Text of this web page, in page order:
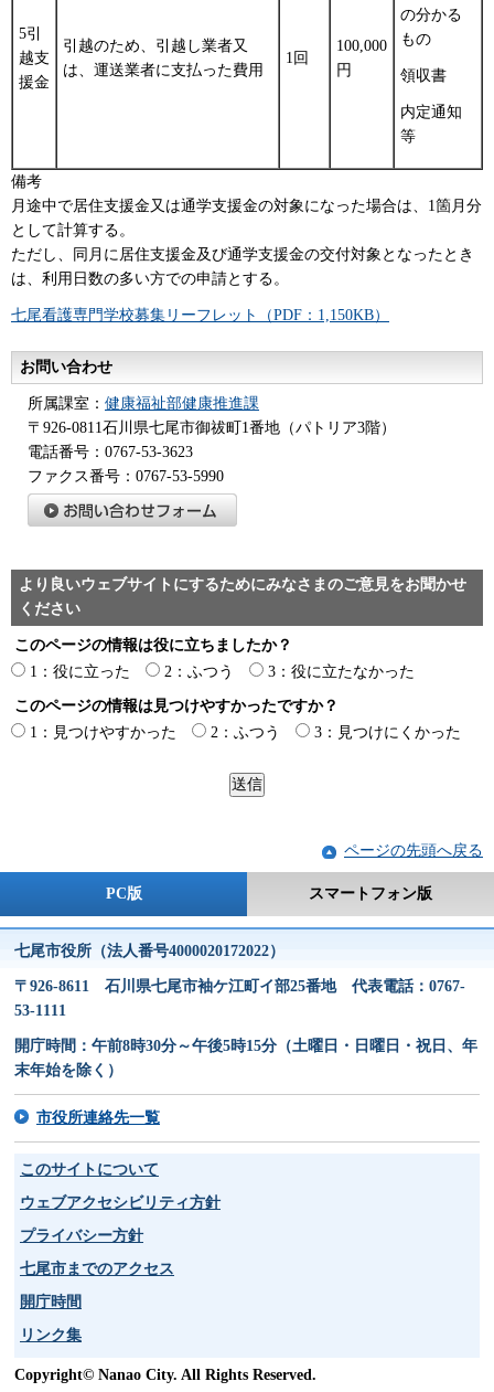
5引
越支
援金
引越のため、引越し業者又
は、運送業者に支払った費用
1回
100,000
円
の分かる
もの
領収書
内定通知
等
備考
月途中で居住支援金又は通学支援金の対象になった場合は、1箇月分
として計算する。
ただし、同月に居住支援金及び通学支援金の交付対象となったとき
は、利用日数の多い方での申請とする。
七尾看護専門学校募集リーフレット（PDF：1,150KB）
お問い合わせ
所属課室： 健康福祉部健康推進課
〒926-0811石川県七尾市御祓町1番地（パトリア3階）
電話番号：0767-53-3623
ファクス番号：0767-53-5990
より良いウェブサイトにするためにみなさまのご意見をお聞かせ
ください
このページの情報は役に立ちましたか？
1：役に立った
2：ふつう 3：役に立たなかった
このページの情報は見つけやすかったですか？
1：見つけやすかった
2：ふつう 3：見つけにくかった
ページの先頭へ戻る
PC版 スマートフォン版
七尾市役所（法人番号4000020172022）
〒926-8611 石川県七尾市袖ケ江町イ部25番地 代表電話：0767-
53-1111
開庁時間：午前8時30分～午後5時15分（土曜日・日曜日・祝日、年
末年始を除く）
市役所連絡先一覧
このサイトについて
ウェブアクセシビリティ方針
プライバシー方針
七尾市までのアクセス
開庁時間
リンク集
Copyright© Nanao City. All Rights Reserved.